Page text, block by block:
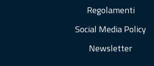
Regolamenti
Social Media Policy
Newsletter